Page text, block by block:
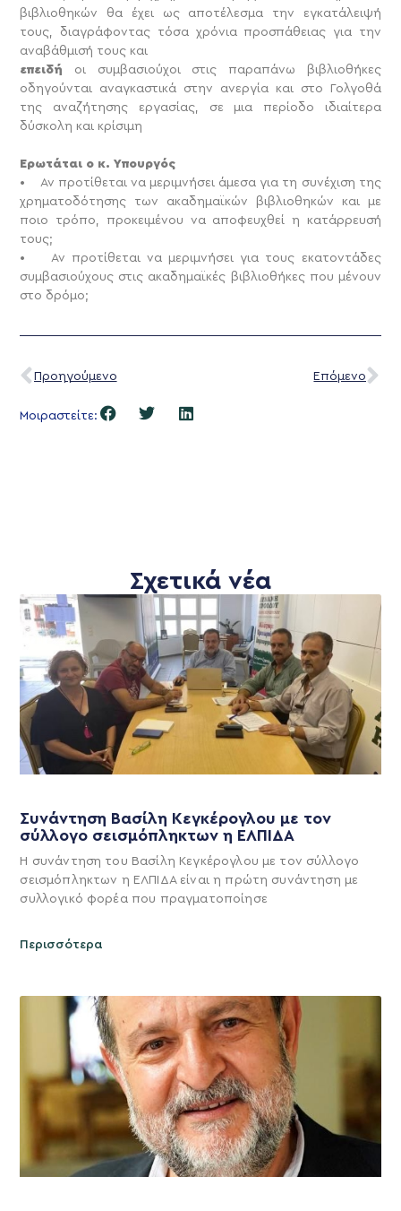
βιβλιοθηκών θα έχει ως αποτέλεσμα την εγκατάλειψή
τους, διαγράφοντας τόσα χρόνια προσπάθειας για την
αναβάθμισή τους και
επειδή οι συμβασιούχοι στις παραπάνω βιβλιοθήκες
οδηγούνται αναγκαστικά στην ανεργία και στο Γολγοθά
της αναζήτησης εργασίας, σε μια περίοδο ιδιαίτερα
δύσκολη και κρίσιμη
Ερωτάται ο κ. Υπουργός
• Αν προτίθεται να μεριμνήσει άμεσα για τη συνέχιση της
χρηματοδότησης των ακαδημαϊκών βιβλιοθηκών και με
ποιο τρόπο, προκειμένου να αποφευχθεί η κατάρρευσή
τους;
• Αν προτίθεται να μεριμνήσει για τους εκατοντάδες
συμβασιούχους στις ακαδημαϊκές βιβλιοθήκες που μένουν
στο δρόμο;
Προηγούμενο Επόμενο
Μοιραστείτε:
Σχετικά νέα
Συνάντηση Βασίλη Κεγκέρογλου με τον
σύλλογο σεισμόπληκτων η ΕΛΠΙΔΑ
Η συνάντηση του Βασίλη Κεγκέρογλου με τον σύλλογο
σεισμόπληκτων η ΕΛΠΙΔΑ είναι η πρώτη συνάντηση με
συλλογικό φορέα που πραγματοποίησε
Περισσότερα